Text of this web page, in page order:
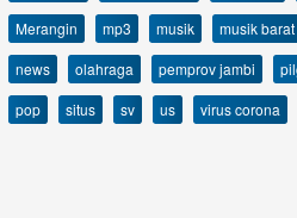
Merangin
mp3 musik musik barat
news
olahraga pemprov jambi
pop
situs sv us virus corona